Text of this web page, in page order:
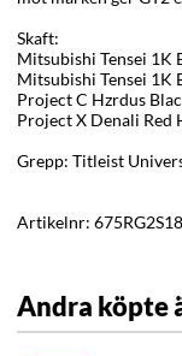
Skaft:
Mitsubishi Tensei 1K
Mitsubishi Tensei 1K
Project C Hzrdus
Project X Denali Red
Grepp: Titleist
Artikelnr: 675RG2S18
Andra köpte